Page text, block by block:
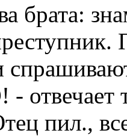
брата:
-
пил.,